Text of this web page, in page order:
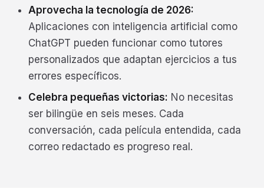
Aprovecha la tecnología de 2026:
Aplicaciones con inteligencia artificial como
ChatGPT pueden funcionar como tutores
personalizados que adaptan ejercicios a tus
errores específicos.
Celebra pequeñas victorias: No necesitas
ser bilingüe en seis meses. Cada
conversación, cada película entendida, cada
correo redactado es progreso real.